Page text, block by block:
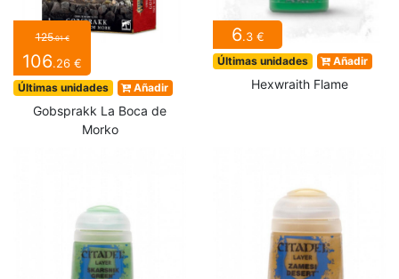
125.01 €
106.26 €
Últimas unidades Añadir
Gobsprakk La Boca de
Morko
6.3 €
Últimas unidades Añadir
Hexwraith Flame